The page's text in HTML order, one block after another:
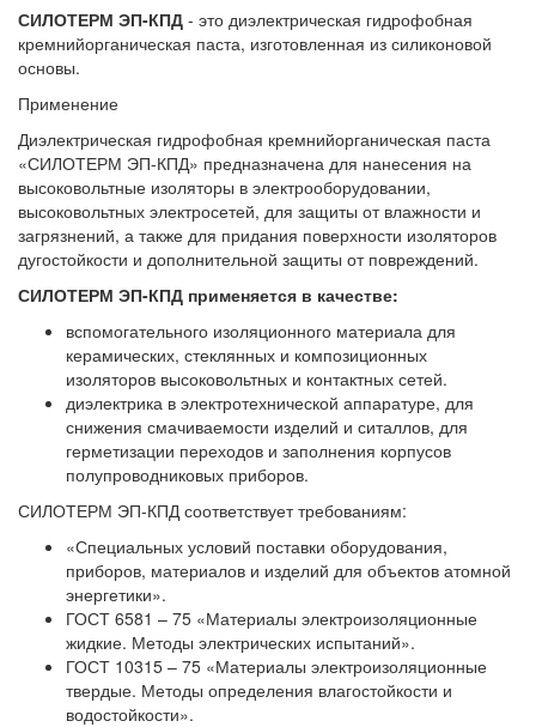
СИЛОТЕРМ ЭП-КПД - это диэлектрическая гидрофобная
кремнийорганическая паста, изготовленная из силиконовой
основы.
Применение
Диэлектрическая гидрофобная кремнийорганическая паста
«СИЛОТЕРМ ЭП-КПД» предназначена для нанесения на
высоковольтные изоляторы в электрооборудовании,
высоковольтных электросетей, для защиты от влажности и
загрязнений, а также для придания поверхности изоляторов
дугостойкости и дополнительной защиты от повреждений.
СИЛОТЕРМ ЭП-КПД применяется в качестве:
вспомогательного изоляционного материала для
керамических, стеклянных и композиционных
изоляторов высоковольтных и контактных сетей.
диэлектрика в электротехнической аппаратуре, для
снижения смачиваемости изделий и ситаллов, для
герметизации переходов и заполнения корпусов
полупроводниковых приборов.
СИЛОТЕРМ ЭП-КПД соответствует требованиям:
«Специальных условий поставки оборудования,
приборов, материалов и изделий для объектов атомной
энергетики».
ГОСТ 6581 – 75 «Материалы электроизоляционные
жидкие. Методы электрических испытаний».
ГОСТ 10315 – 75 «Материалы электроизоляционные
твердые. Методы определения влагостойкости и
водостойкости».